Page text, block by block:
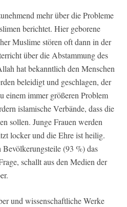
mehr über die Probleme
berichtet. Hier geborene
Muslime stören oft dann in der
über die Abstammung des
hat bekanntlich den Menschen
beleidigt und geschlagen, der
einem immer größeren Problem
islamische Verbände, dass die
sollen. Junge Frauen werden
locker und die Ehre ist heilig.
(93 %) das
schallt aus den Medien der
und wissenschaftliche Werke